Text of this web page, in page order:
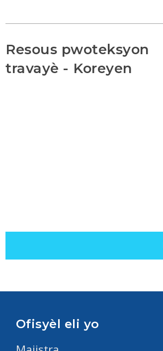
Resous pwoteksyon
travayè - Koreyen
Ofisyèl eli yo